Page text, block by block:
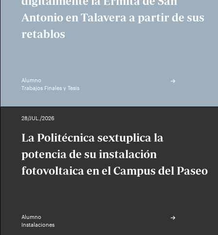
Antonio en Talavera a partir de sus
retablos
Alumno
Trabajos Finales y Tesis
28/JUL./2026
La Politécnica sextuplica la
potencia de su instalación
fotovoltaica en el Campus del Paseo
Alumno
Instalaciones